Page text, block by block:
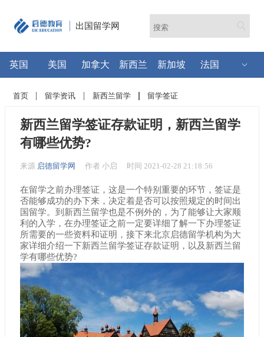
出国留学网
英国 美国 加拿大 新西兰 新加坡 法国
首页 留学资讯 新西兰留学 留学签证
新西兰留学签证存款证明，新西兰留学
有哪些优势?
来源 启德留学网 作者 小启 时间 2021-02-28 21:18:56
在留学之前办理签证，这是一个特别重要的环节，签证是
否能够成功的办下来，决定着是否可以按照规定的时间出
国留学。到新西兰留学也是不例外的，为了能够让大家顺
利的入学，在办理签证之前一定要详细了解一下办理签证
所需要的一些资料和证明，接下来北京启德留学机构为大
家详细介绍一下新西兰留学签证存款证明，以及新西兰留
学有哪些优势?